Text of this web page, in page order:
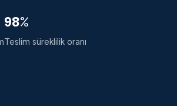
98%
Teslim süreklilik oranı